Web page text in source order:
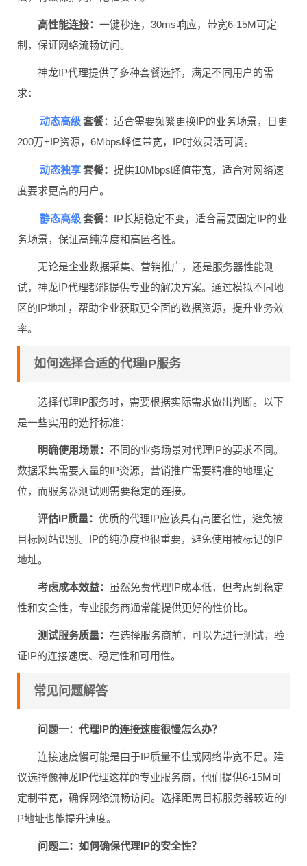
高性能连接： 一键秒连，30ms响应，带宽6-15M可定
制，保证网络流畅访问。
神龙IP代理提供了多种套餐选择，满足不同用户的需
求：
动态高级套餐： 适合需要频繁更换IP的业务场景，日更
200万+IP资源，6Mbps峰值带宽，IP时效灵活可调。
动态独享套餐： 提供10Mbps峰值带宽，适合对网络速
度要求更高的用户。
静态高级套餐： IP长期稳定不变，适合需要固定IP的业
务场景，保证高纯净度和高匿名性。
无论是企业数据采集、营销推广，还是服务器性能测
试，神龙IP代理都能提供专业的解决方案。通过模拟不同地
区的IP地址，帮助企业获取更全面的数据资源，提升业务效
率。
如何选择合适的代理IP服务
选择代理IP服务时，需要根据实际需求做出判断。以下
是一些实用的选择标准：
明确使用场景： 不同的业务场景对代理IP的要求不同。
数据采集需要大量的IP资源，营销推广需要精准的地理定
位，而服务器测试则需要稳定的连接。
评估IP质量： 优质的代理IP应该具有高匿名性，避免被
目标网站识别。IP的纯净度也很重要，避免使用被标记的IP
地址。
考虑成本效益：
虽然免费代理IP成本低，但考虑到稳定
性和安全性，专业服务商通常能提供更好的性价比。
测试服务质量： 在选择服务商前，可以先进行测试，验
证IP的连接速度、稳定性和可用性。
常见问题解答
问题一：代理IP的连接速度很慢怎么办？
连接速度慢可能是由于IP质量不佳或网络带宽不足。建
议选择像神龙IP代理这样的专业服务商，他们提供6-15M可
定制带宽，确保网络流畅访问。选择距离目标服务器较近的I
P地址也能提升速度。
问题二：如何确保代理IP的安全性？